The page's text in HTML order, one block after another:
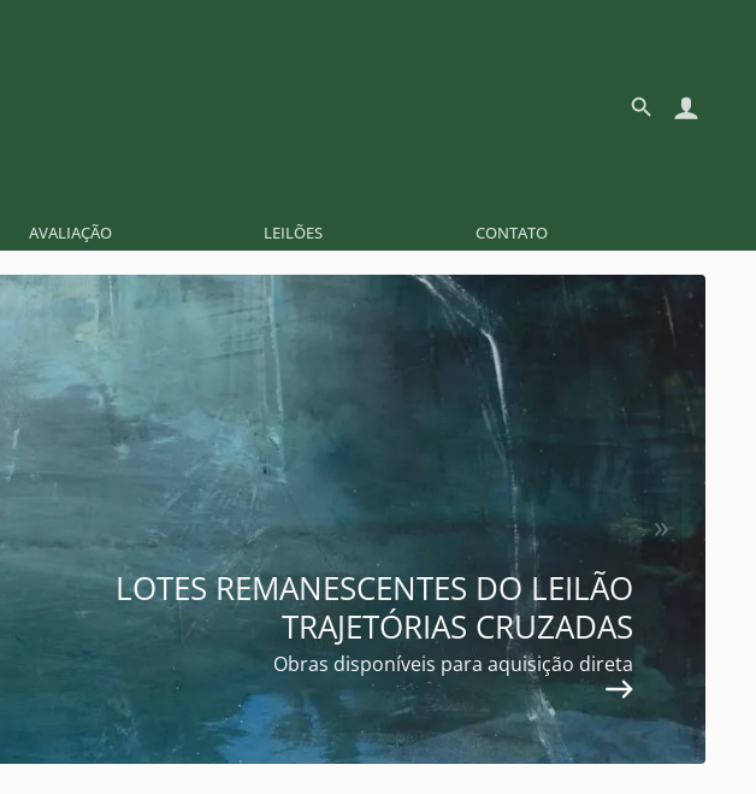
AVALIAÇÃO LEILÕES CONTATO
LOTES REMANESCENTES DO LEILÃO
TRAJETÓRIAS CRUZADAS
Obras disponíveis para aquisição direta
»